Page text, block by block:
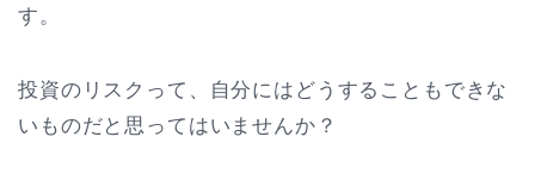
す。
投資のリスクって、自分にはどうすることもできな
いものだと思ってはいませんか？